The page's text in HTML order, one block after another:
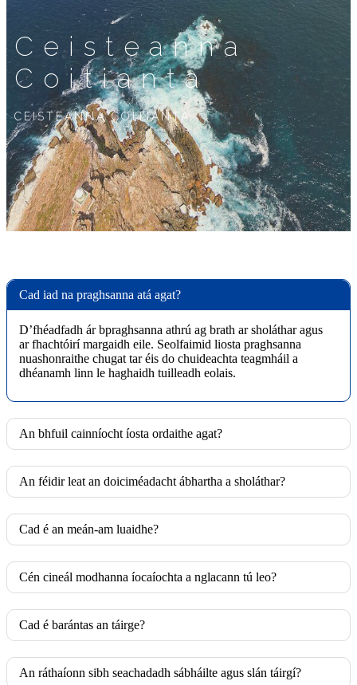
Ceisteanna
Coitianta
CEISTEANNA COITIANTA
Cad iad na praghsanna atá agat?
D’fhéadfadh ár bpraghsanna athrú ag brath ar sholáthar agus
ar fhachtóirí margaidh eile. Seolfaimid liosta praghsanna
nuashonraithe chugat tar éis do chuideachta teagmháil a
dhéanamh linn le haghaidh tuilleadh eolais.
An bhfuil cainníocht íosta ordaithe agat?
An féidir leat an doiciméadacht ábhartha a sholáthar?
Cad é an meán-am luaidhe?
Cén cineál modhanna íocaíochta a nglacann tú leo?
Cad é barántas an táirge?
An ráthaíonn sibh seachadadh sábháilte agus slán táirgí?